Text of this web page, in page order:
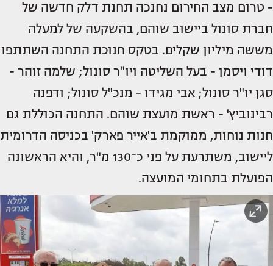
- טרום מצב החירום נחנכה תחנת דלק חדשה של
חברת סונול ביישוב שוהם, בהשקעה של למעלה
מששה מיליון שקלים. בטקס חנוכת התחנה השתתפו
דודי ויסמן - בעל השליטה ויו"ר סונול; שלמה זוהר -
סגן יו"ר סונול; אבי מגידו - מנכ"ל סונול; ודפנה
רבינוביץ' - ראשת מועצת שוהם. התחנה הכוללת גם
חנות נוחות, ממוקמת ב'אייר פארק' בכניסה הדרומית
ליישוב, משתרעת על פני כ־130 מ"ר, והיא הראשונה
הפועלת בתחומי המועצה.